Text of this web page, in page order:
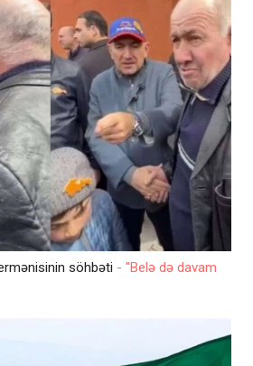
söhbəti - "Belə də davam